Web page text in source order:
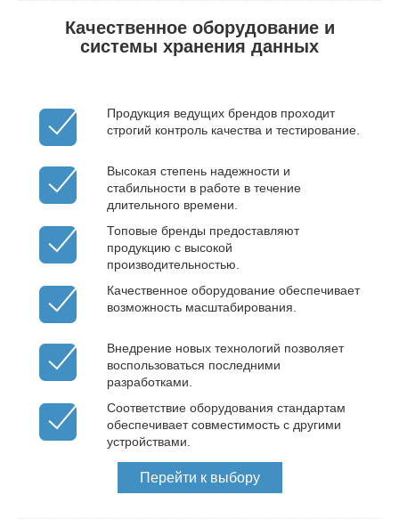
Качественное оборудование и
системы хранения данных
Продукция ведущих брендов проходит
строгий контроль качества и тестирование.
Высокая степень надежности и
стабильности в работе в течение
длительного времени.
Топовые бренды предоставляют
продукцию с высокой
производительностью.
Качественное оборудование обеспечивает
возможность масштабирования.
Внедрение новых технологий позволяет
воспользоваться последними
разработками.
Соответствие оборудования стандартам
обеспечивает совместимость с другими
устройствами.
Перейти к выбору